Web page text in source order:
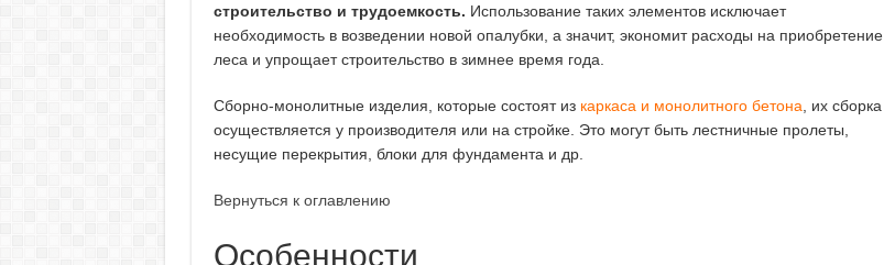
строительство и трудоемкость. Использование таких элементов исключает
необходимость в возведении новой опалубки, а значит, экономит расходы на приобретение
леса и упрощает строительство в зимнее время года.
Сборно-монолитные изделия, которые состоят из каркаса и монолитного бетона , их сборка
осуществляется у производителя или на стройке. Это могут быть лестничные пролеты,
несущие перекрытия, блоки для фундамента и др.
Вернуться к оглавлению
Особенности